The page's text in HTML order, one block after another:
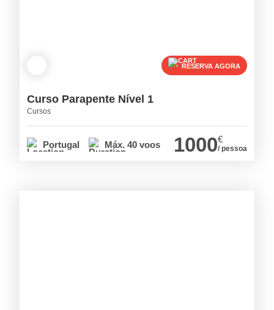
RESERVA AGORA
Curso Parapente Nível 1
Cursos
Portugal Máx. 40 voos 1000€
/ pessoa